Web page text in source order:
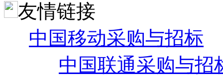
友情链接
中国移动采购与招标
中国联通采购与招